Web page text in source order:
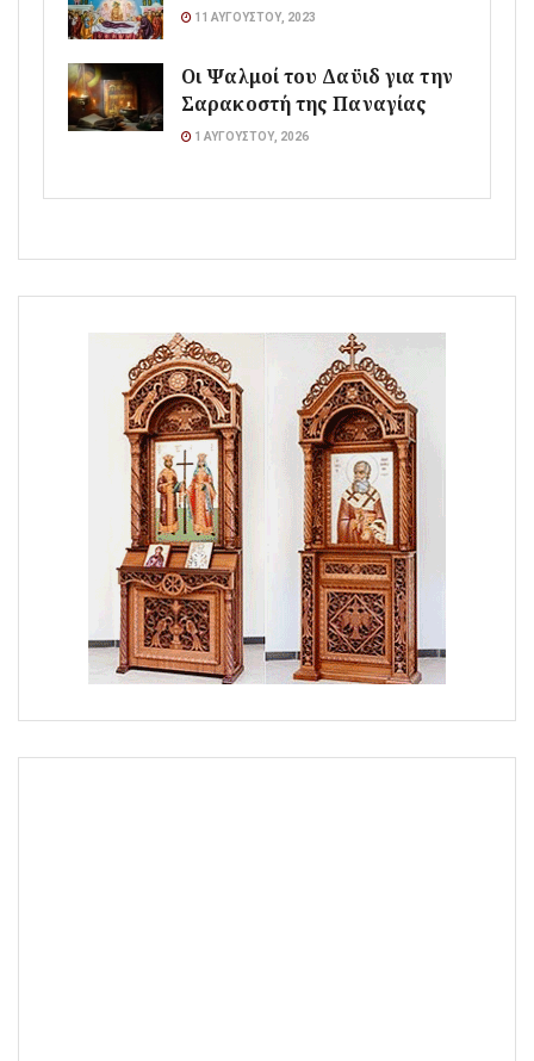
11 ΑΥΓΟΎΣΤΟΥ, 2023
Οι Ψαλμοί του Δαϋιδ για την
Σαρακοστή της Παναγίας
1 ΑΥΓΟΎΣΤΟΥ, 2026